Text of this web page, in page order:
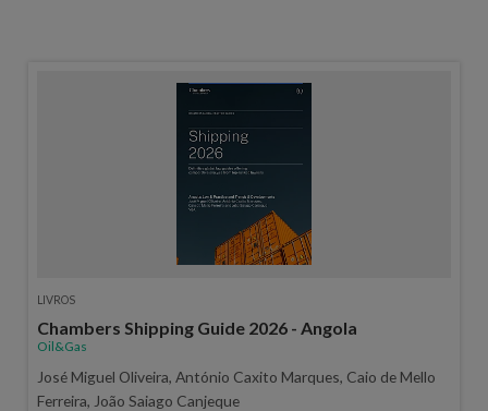
LIVROS
Chambers Shipping Guide 2026 - Angola
Oil&Gas
José Miguel Oliveira, António Caxito Marques, Caio de Mello
Ferreira, João Saiago Canjeque